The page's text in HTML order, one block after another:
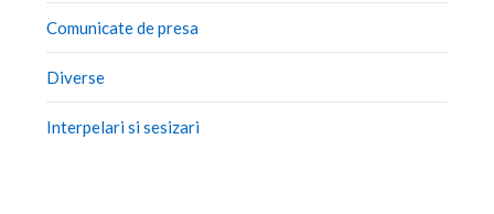
Comunicate de presa
Diverse
Interpelari si sesizari